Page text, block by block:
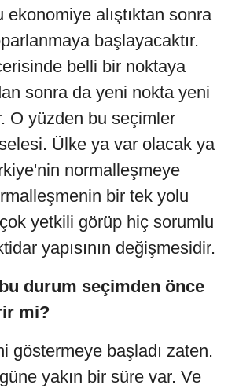
alıştıktan sonra
başlayacaktır.
belli bir noktaya
sonra da yeni nokta yeni
O yüzden bu seçimler
Ülke ya var olacak ya
normalleşmeye
bir tek yolu
yetkili görüp hiç sorumlu
yapısının değişmesidir.
durum seçimden önce
mi?
göstermeye başladı zaten.
yakın bir süre var. Ve